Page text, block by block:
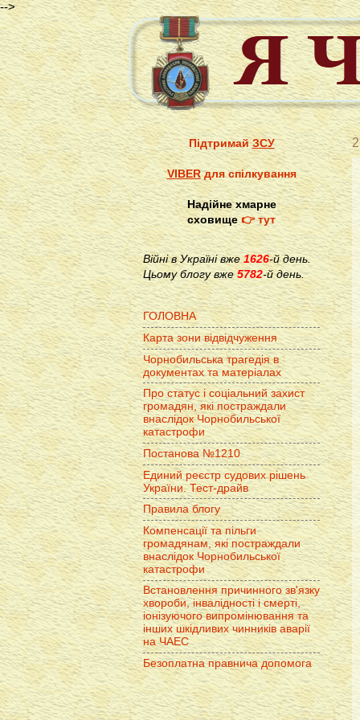
-->
ПідтримайЗСУ
VIBERдля спілкування
Надійне хмарне
сховище👉 тут
Війні в Україні вже1626-й день.
Цьому блогу вже 5782-й день.
ГОЛОВНА
Карта зони відвідчуження
Чорнобильська трагедія в
документах та матеріалах
Про статус і соціальний захист
громадян, які постраждали
внаслідок Чорнобильської
катастрофи
Постанова №1210
Единий реєстр судових рішень
України. Тест-драйв
Правила блогу
Компенсації та пільги
громадянам, які постраждали
внаслідок Чорнобильської
катастрофи
Встановлення причинного зв'язку
хвороби, інвалідності і смерті,
іонізуючого випромінювання та
інших шкідливих чинників аварії
на ЧАЕС
Безоплатна правнича допомога